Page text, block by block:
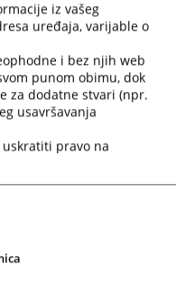
2021-2025
iz vašeg
uređaja, varijable o
i bez njih web
punom obimu, dok
za dodatne stvari (npr.
usavršavanja
pravo na